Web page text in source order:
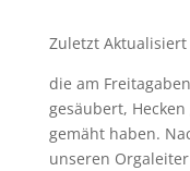
Zuletzt
die am
gesäubert,
gemäht haben.
unseren